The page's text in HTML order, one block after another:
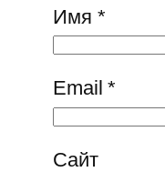
Имя *
Email*
Сайт